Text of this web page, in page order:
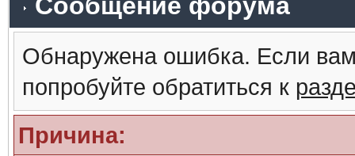
Обнаружена ошибка. Если
попробуйте обратиться к
Причина: